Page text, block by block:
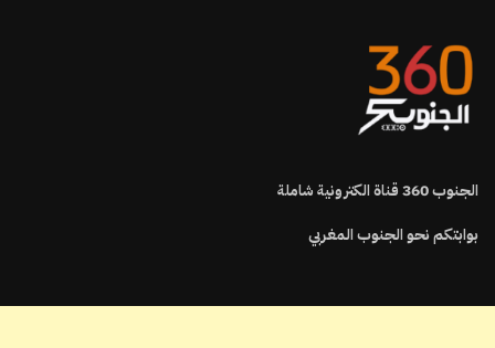
الجنوب360قناة الكترونية شاملة
بوابتكم نحو الجنوب المغربي